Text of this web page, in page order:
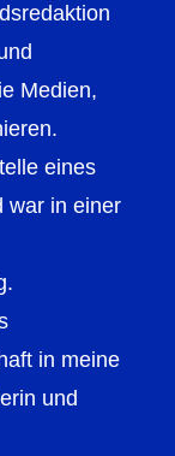
Medien,
eines
war in einer
in meine
und